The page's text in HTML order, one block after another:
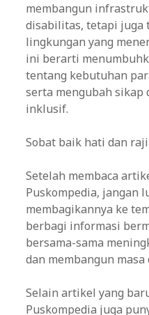
membangun
disabilitas, tetapi juga
lingkungan yang
ini berarti
tentang kebutuhan
serta mengubah
inklusif.
Sobat baik hati dan
Setelah membaca
Puskompedia, jangan
membagikannya ke
berbagi informasi
bersama-sama
dan membangun
Selain artikel yang
Puskompedia juga